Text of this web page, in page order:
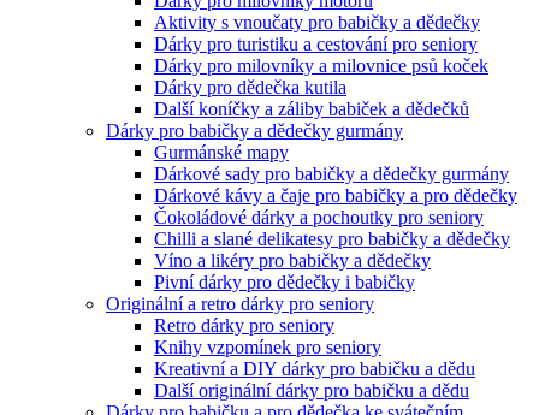
Aktivity s vnoučaty pro babičky a dědečky
Dárky pro turistiku a cestování pro seniory
Dárky pro milovníky a milovnice psů koček
Dárky pro dědečka kutila
Další koníčky a záliby babiček a dědečků
Dárky pro babičky a dědečky gurmány
Gurmánské mapy
Dárkové sady pro babičky a dědečky gurmány
Dárkové kávy a čaje pro babičky a pro dědečky
Čokoládové dárky a pochoutky pro seniory
Chilli a slané delikatesy pro babičky a dědečky
Víno a likéry pro babičky a dědečky
Pivní dárky pro dědečky i babičky
Originální a retro dárky pro seniory
Retro dárky pro seniory
Knihy vzpomínek pro seniory
Kreativní a DIY dárky pro babičku a dědu
Další originální dárky pro babičku a dědu